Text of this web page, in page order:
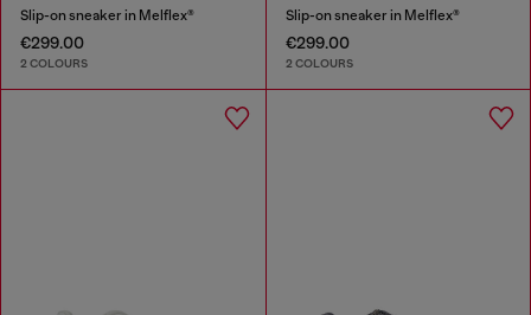
Slip-on sneaker in Melflex®
€299.00
2 COLOURS
Slip-on sneaker in Melflex®
€299.00
2 COLOURS